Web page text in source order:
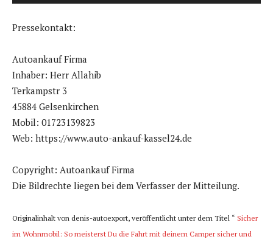
e
Pressekontakt:
Autoankauf Firma
Inhaber: Herr Allahib
Terkampstr 3
45884 Gelsenkirchen
Mobil: 01723139823
Web: https://www.auto-ankauf-kassel24.de
Copyright: Autoankauf Firma
Die Bildrechte liegen bei dem Verfasser der Mitteilung.
Originalinhalt von denis-autoexport, veröffentlicht unter dem Titel “ Sicher
im Wohnmobil: So meisterst Du die Fahrt mit deinem Camper sicher und